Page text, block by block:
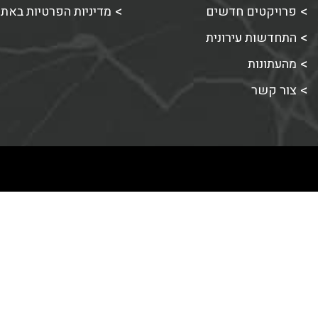
פרויקטים חדשים
התחדשות עירונית
מהעתונות
צור קשר
מדיניות הפרטיות